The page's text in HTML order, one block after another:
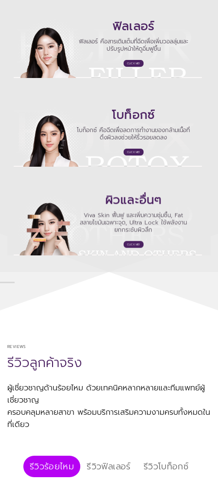
ฟิลเลอร์
ฟิลเลอร์ คือสารเติมเต็มที่ฉีดเพื่อเพิ่มวอลลุ่มและ
ปรับรูปหน้าให้ดูอิ่มฟูขึ้น
CLICK ME!
โบท็อกซ์
โบท็อกซ์ คือฉีดเพื่อลดการทำงานของกล้ามเนื้อที่
ดึงผิวลงช่วยให้ริ้วรอยลดลง
CLICK ME!
ผิวและอื่นๆ
Viva Skin ฟื้นฟู และเพิ่มความชุ่มชื้น, Fat
สลายไขมันเฉพาะจุด, Ultra Lock ใช้พลังงาน
ยกกระชับผิวลึก
CLICK ME!
REVIEWS
รีวิวลูกค้าจริง
ผู้เชี่ยวชาญด้านร้อยไหม ด้วยเทคนิคหลากหลายและทีมแพทย์ผู้
เชี่ยวชาญ
ครอบคลุมหลายสาขา พร้อมบริการเสริมความงามครบทั้งหมดใน
ที่เดียว
รีวิวร้อยไหม รีวิวฟิลเลอร์ รีวิวโบท็อกซ์